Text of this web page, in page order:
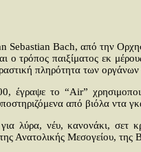
Bach, από την
ο τρόπος παιξίματος εκ
πληρότητα των
το “Air”
από βιόλα ντα
λύρα, νέυ, κανονάκι, σετ
Ανατολικής Μεσογείου,